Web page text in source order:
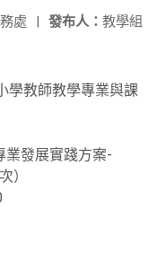
發布人： 教學組
處 |
學教師教學專業與課
業發展實踐方案-
）